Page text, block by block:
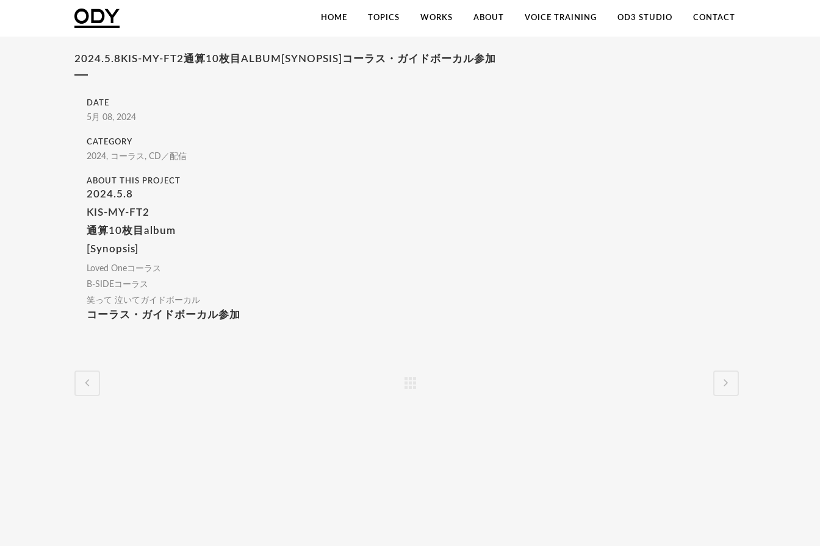
HOME TOPICS WORKS ABOUT VOICE TRAINING OD3 STUDIO CONTACT
2024.5.8KIS-MY-FT2通算10枚目ALBUM[SYNOPSIS]コーラス・ガイドボーカル参加
DATE
5月 08, 2024
CATEGORY
2024, コーラス, CD／配信
ABOUT THIS PROJECT
2024.5.8
KIS-MY-FT2
通算10枚目album
[Synopsis]
Loved Oneコーラス
B-SIDEコーラス
笑って 泣いてガイドボーカル
コーラス・ガイドボーカル参加